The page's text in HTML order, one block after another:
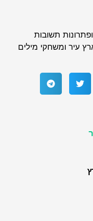
תשובות
עיר ומשחקי מילים